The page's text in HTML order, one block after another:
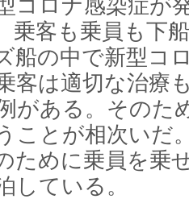
コロナ感染症が
乗客も乗員も下
船の中で新型コ
客は適切な治療
がある。そのた
ことが相次いだ
ために乗員を乗
している。